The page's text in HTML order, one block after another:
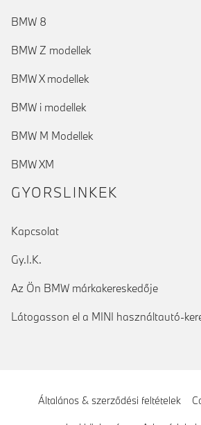
BMW 8
BMW Z modellek
BMW X modellek
BMW i modellek
BMW M Modellek
BMW XM
GYORSLINKEK
Kapcsolat
Gy.I.K.
Az Ön BMW márkakereskedője
Látogasson el a MINI használtautó-
Általános & szerződési feltételek